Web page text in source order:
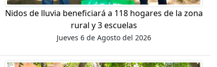
Nidos de lluvia beneficiará a 118 hogares de la zona
rural y 3 escuelas
Jueves 6 de Agosto del 2026